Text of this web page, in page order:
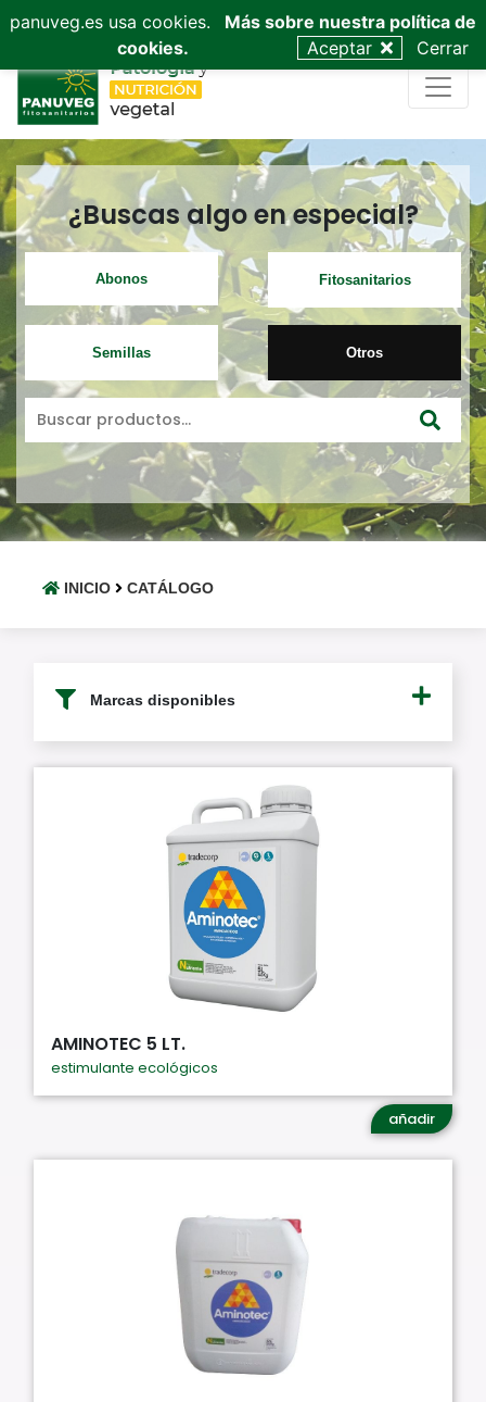
953 53 03 68 admin@panuveg.es 628 09 47 40
¿Buscas algo en especial?
Abonos Fitosanitarios
Semillas Otros
INICIO CATÁLOGO
Marcas disponibles
AMINOTEC 5 LT.
estimulante ecológicos
añadir
panuveg.es usa cookies.
Más sobre nuestra política de
cookies.
Aceptar Cerrar